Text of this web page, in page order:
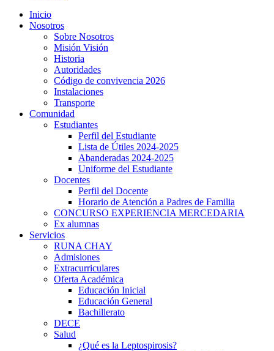
Inicio
Nosotros
Sobre Nosotros
Misión Visión
Historia
Autoridades
Código de convivencia 2026
Instalaciones
Transporte
Comunidad
Estudiantes
Perfil del Estudiante
Lista de Útiles 2024-2025
Abanderadas 2024-2025
Uniforme del Estudiante
Docentes
Perfil del Docente
Horario de Atención a Padres de Familia
CONCURSO EXPERIENCIA MERCEDARIA
Ex alumnas
Servicios
RUNA CHAY
Admisiones
Extracurriculares
Oferta Académica
Educación Inicial
Educación General
Bachillerato
DECE
Salud
¿Qué es la Leptospirosis?